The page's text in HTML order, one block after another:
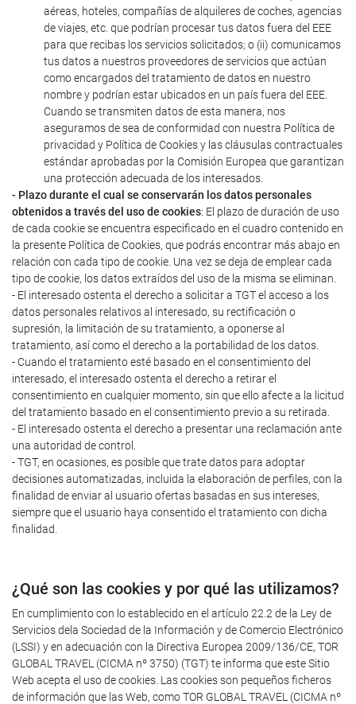
aéreas, hoteles, compañías de alquileres de coches, agencias
de viajes, etc. que podrían procesar tus datos fuera del EEE
para que recibas los servicios solicitados; o (ii) comunicamos
tus datos a nuestros proveedores de servicios que actúan
como encargados del tratamiento de datos en nuestro
nombre y podrían estar ubicados en un país fuera del EEE.
Cuando se transmiten datos de esta manera, nos
aseguramos de sea de conformidad con nuestra Política de
privacidad y Política de Cookies y las cláusulas contractuales
estándar aprobadas por la Comisión Europea que garantizan
una protección adecuada de los interesados.
- Plazo durante el cual se conservarán los datos personales
obtenidos a través del uso de cookies: El plazo de duración de uso
de cada cookie se encuentra especificado en el cuadro contenido en
la presente Política de Cookies, que podrás encontrar más abajo en
relación con cada tipo de cookie. Una vez se deja de emplear cada
tipo de cookie, los datos extraídos del uso de la misma se eliminan.
- El interesado ostenta el derecho a solicitar a TGT el acceso a los
datos personales relativos al interesado, su rectificación o
supresión, la limitación de su tratamiento, a oponerse al
tratamiento, así como el derecho a la portabilidad de los datos.
- Cuando el tratamiento esté basado en el consentimiento del
interesado, el interesado ostenta el derecho a retirar el
consentimiento en cualquier momento, sin que ello afecte a la licitud
del tratamiento basado en el consentimiento previo a su retirada.
- El interesado ostenta el derecho a presentar una reclamación ante
una autoridad de control.
- TGT, en ocasiones, es posible que trate datos para adoptar
decisiones automatizadas, incluida la elaboración de perfiles, con la
finalidad de enviar al usuario ofertas basadas en sus intereses,
siempre que el usuario haya consentido el tratamiento con dicha
finalidad.
¿Qué son las cookies y por qué las utilizamos?
En cumplimiento con lo establecido en el artículo 22.2 de la Ley de
Servicios dela Sociedad de la Información y de Comercio Electrónico
(LSSI) y en adecuación con la Directiva Europea 2009/136/CE, TOR
GLOBAL TRAVEL (CICMA nº 3750) (TGT) te informa que este Sitio
Web acepta el uso de cookies. Las cookies son pequeños ficheros
de información que las Web, como TOR GLOBAL TRAVEL (CICMA nº